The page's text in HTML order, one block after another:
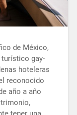
de México,
gay-
hoteleras
reconocido
año a año